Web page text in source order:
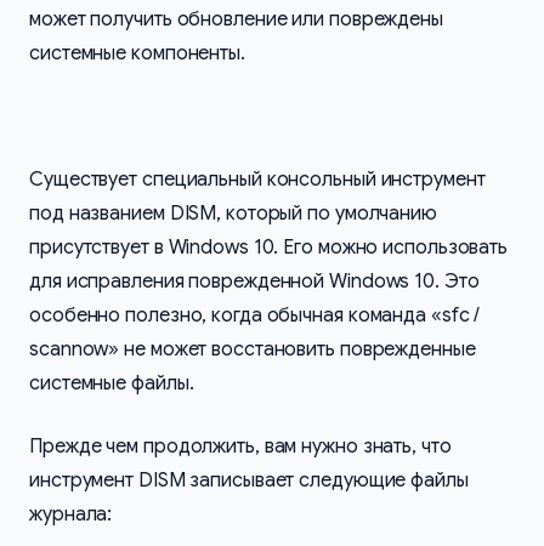
может получить обновление ​​или повреждены
системные компоненты.
Существует специальный консольный инструмент
под названием DISM, который по умолчанию
присутствует в Windows 10. Его можно использовать
для исправления поврежденной Windows 10. Это
особенно полезно, когда обычная команда «sfc /
scannow» не может восстановить поврежденные
системные файлы.
Прежде чем продолжить, вам нужно знать, что
инструмент DISM записывает следующие файлы
журнала: